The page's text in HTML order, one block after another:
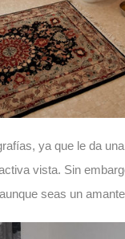
ya que le da
vista. Sin
seas un